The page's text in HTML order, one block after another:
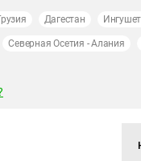
Дагестан
Северная Осетия - Алания